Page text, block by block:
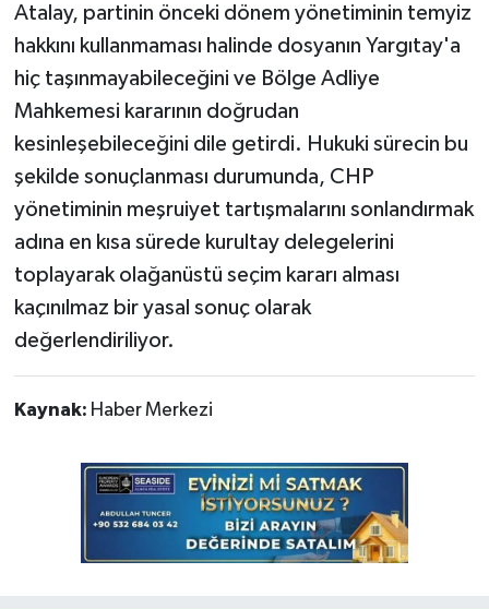
Atalay, partinin önceki dönem yönetiminin temyiz
hakkını kullanmaması halinde dosyanın Yargıtay'a
hiç taşınmayabileceğini ve Bölge Adliye
Mahkemesi kararının doğrudan
kesinleşebileceğini dile getirdi. Hukuki sürecin bu
şekilde sonuçlanması durumunda, CHP
yönetiminin meşruiyet tartışmalarını sonlandırmak
adına en kısa sürede kurultay delegelerini
toplayarak olağanüstü seçim kararı alması
kaçınılmaz bir yasal sonuç olarak
değerlendiriliyor.
Kaynak: Haber Merkezi